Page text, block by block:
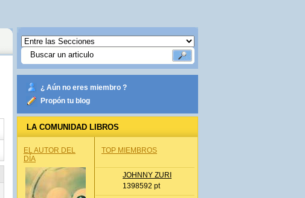
¿ Aún no eres miembro ?
Propón tu blog
LA COMUNIDAD LIBROS
EL AUTOR DEL
DÍA
TOP MIEMBROS
JOHNNY ZURI
1398592 pt